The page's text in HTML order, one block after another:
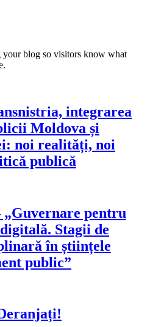
blog so visitors know what
integrarea
Moldova și
noi realități, noi
publică
pentru
Stagii de
în științele
public”